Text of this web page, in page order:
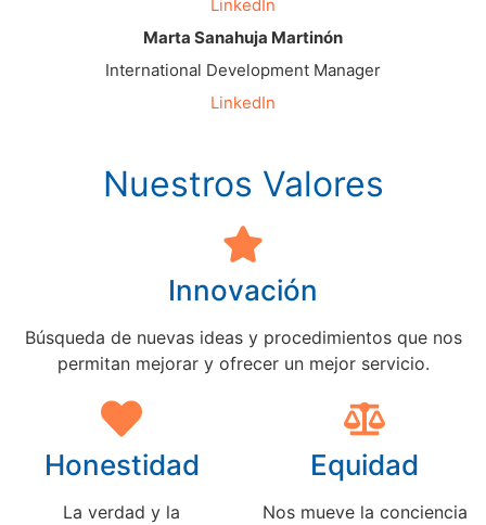
LinkedIn
Marta Sanahuja Martinón
International Development Manager
LinkedIn
Nuestros Valores
Innovación
Búsqueda de nuevas ideas y procedimientos que nos
permitan mejorar y ofrecer un mejor servicio.
Honestidad
La verdad y la
Equidad
Nos mueve la conciencia